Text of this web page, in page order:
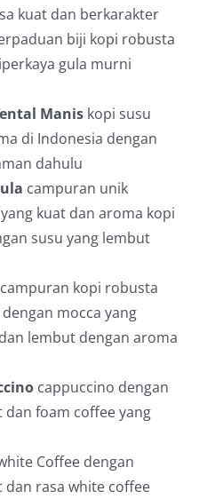
kuat dan berkarakter
biji kopi robusta
gula murni
Maniskopi susu
di Indonesia dengan
dahulu
campuran unik
kuat dan aroma kopi
susu yang lembut
campuran kopi robusta
mocca yang
lembut dengan aroma
cappuccino dengan
foam coffee yang
Coffee dengan
rasa white coffee